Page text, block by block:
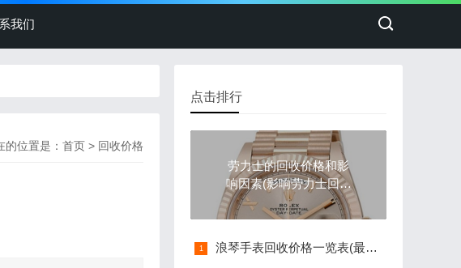
我们
的位置是： 首页 > 回收价格
点击排行
劳力士的回收价格和影
响因素(影响劳力士回收
价格的因素)
浪琴手表回收价格一览表(最新版)